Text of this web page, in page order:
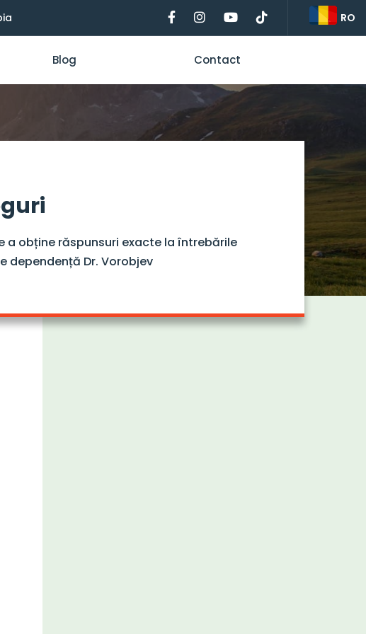
RO
Blog Contact
obține răspunsuri exacte la întrebările
Dr. Vorobjev